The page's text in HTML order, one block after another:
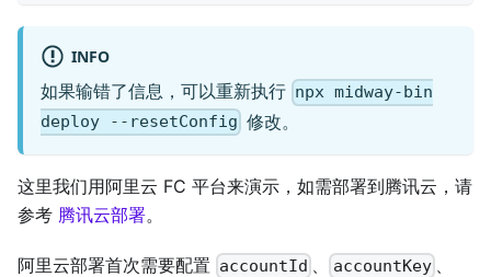
INFO
如果输错了信息，可以重新执行 npx midway-bin
deploy --resetConfig 修改。
这里我们用阿里云 FC 平台来演示，如需部署到腾讯云，请
参考 腾讯云部署。
阿里云部署首次需要配置 accountId 、 accountKey、